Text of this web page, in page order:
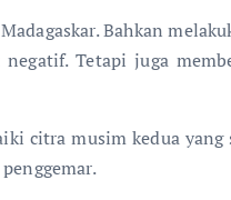
Bahkan
Tetapi juga
citra musim kedua